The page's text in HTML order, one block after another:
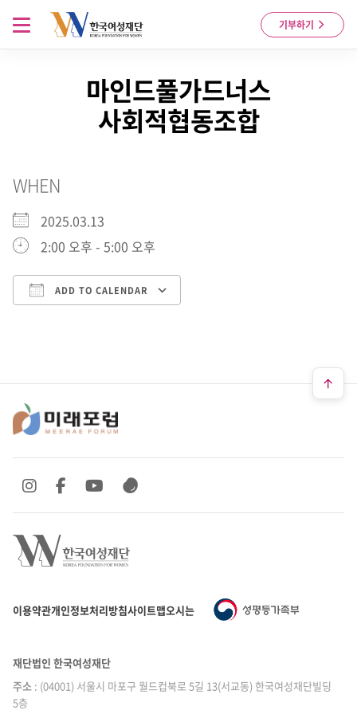
Skip to content
기부하기
메뉴 열기
마인드풀가드너스
사회적협동조합
WHEN
2025.03.13
2:00 오후 - 5:00 오후
ADD TO CALENDAR
이용약관개인정보처리방침사이트맵오시는 길
SNS 바로가기
SNS 바로가기SNS 바로가기
SNS 바로가기
재단법인 한국여성재단
주소 : (04001) 서울시 마포구 월드컵북로 5길 13(서교동) 한국여성재단빌딩
5층